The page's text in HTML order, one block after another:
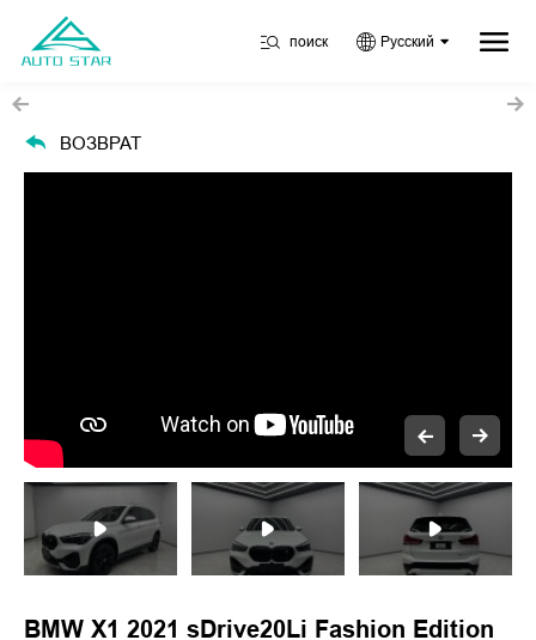
поиск Русский
ВОЗВРАТ
BMW X1 2021 sDrive20Li Fashion Edition